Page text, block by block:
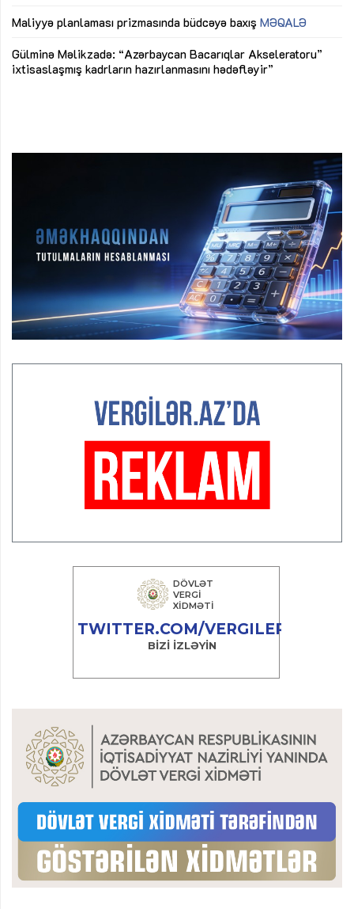
Maliyyə planlaması prizmasında büdcəyə baxış MƏQALƏ
Gülminə Məlikzadə: “Azərbaycan Bacarıqlar Akseleratoru”
ixtisaslaşmış kadrların hazırlanmasını hədəfləyir”